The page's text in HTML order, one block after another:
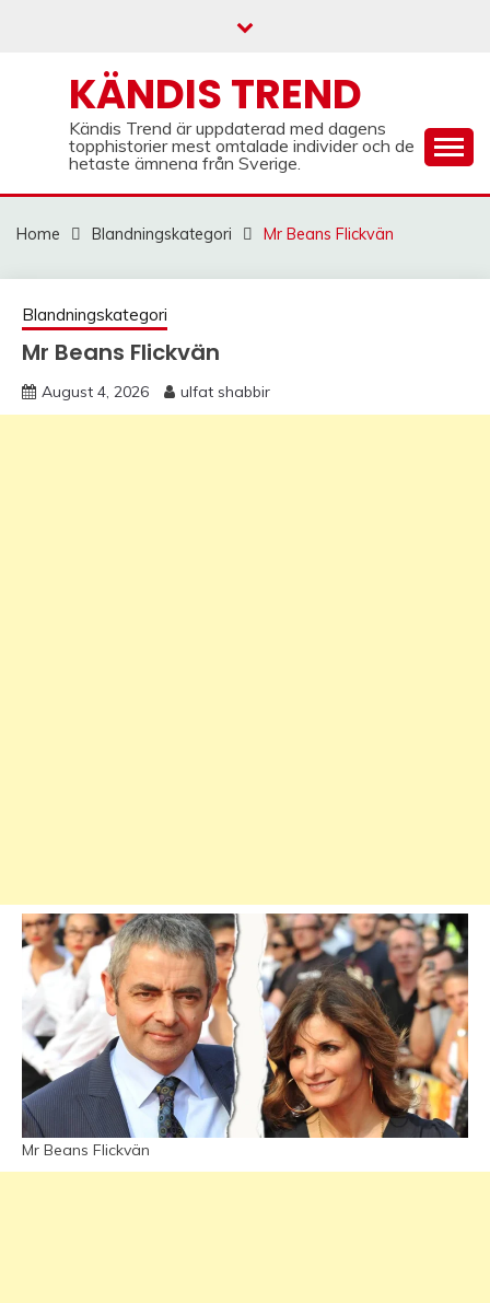
KÄNDIS TREND
Kändis Trend är uppdaterad med dagens
topphistorier mest omtalade individer och de
hetaste ämnena från Sverige.
Home Blandningskategori Mr Beans Flickvän
Blandningskategori
Mr Beans Flickvän
August 4, 2026 ulfat shabbir
Mr Beans Flickvän